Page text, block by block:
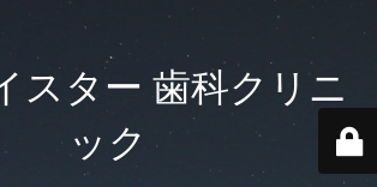
スター 歯科クリニ
ック